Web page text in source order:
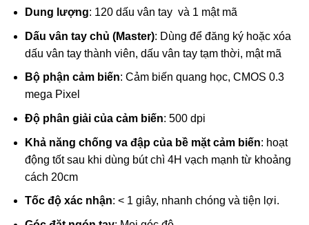
Dung lượng: 120 dấu vân tay và 1 mật mã
Dấu vân tay chủ (Master): Dùng để đăng ký hoặc xóa
dấu vân tay thành viên, dấu vân tay tạm thời, mật mã
Bộ phận cảm biến: Cảm biến quang học, CMOS 0.3
mega Pixel
Độ phân giải của cảm biến: 500 dpi
Khả năng chống va đập của bề mặt cảm biến: hoạt
động tốt sau khi dùng bút chì 4H vạch mạnh từ khoảng
cách 20cm
Tốc độ xác nhận: < 1 giây, nhanh chóng và tiện lợi.